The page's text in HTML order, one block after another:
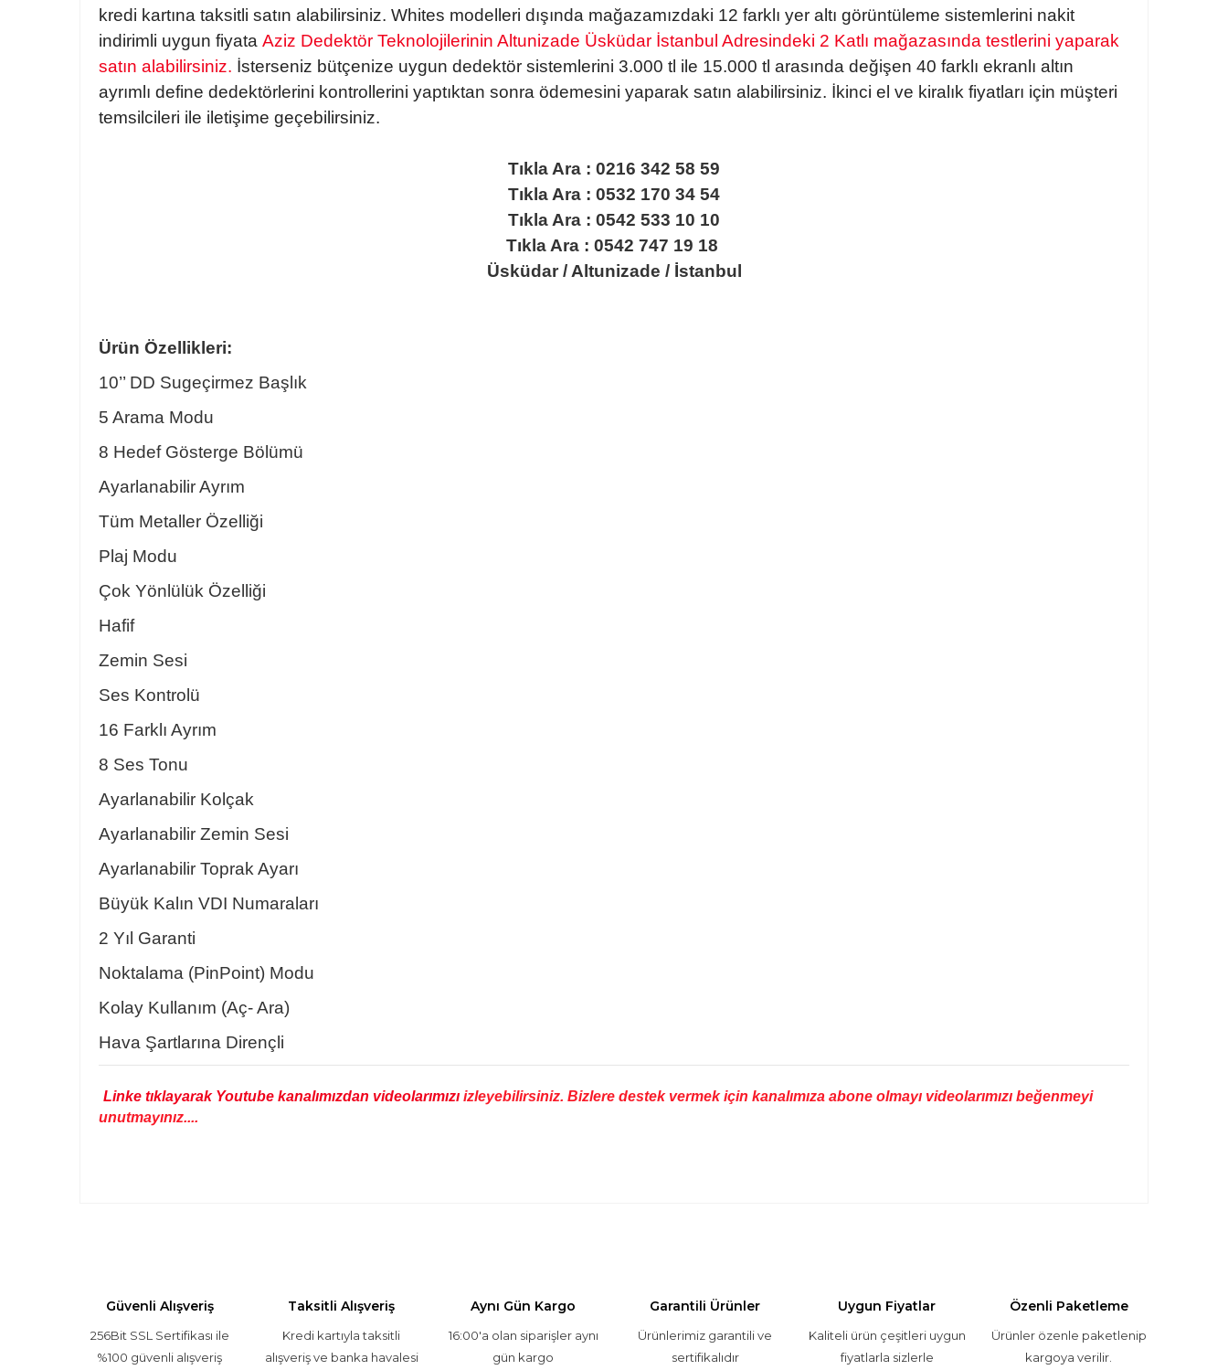
kredi kartına taksitli satın alabilirsiniz. Whites modelleri dışında mağazamızdaki 12 farklı yer altı görüntüleme sistemlerini nakit
indirimli uygun fiyata Aziz Dedektör Teknolojilerinin Altunizade Üsküdar İstanbul Adresindeki 2 Katlı mağazasında testlerini yaparak
satın alabilirsiniz. İsterseniz bütçenize uygun dedektör sistemlerini 3.000 tl ile 15.000 tl arasında değişen 40 farklı ekranlı altın
ayrımlı define dedektörlerini kontrollerini yaptıktan sonra ödemesini yaparak satın alabilirsiniz. İkinci el ve kiralık fiyatları için müşteri
temsilcileri ile iletişime geçebilirsiniz.
Tıkla Ara : 0216 342 58 59
Tıkla Ara : 0532 170 34 54
Tıkla Ara : 0542 533 10 10
Tıkla Ara : 0542 747 19 18
Üsküdar / Altunizade / İstanbul
Ürün Özellikleri:
10’’ DD Sugeçirmez Başlık
5 Arama Modu
8 Hedef Gösterge Bölümü
Ayarlanabilir Ayrım
Tüm Metaller Özelliği
Plaj Modu
Çok Yönlülük Özelliği
Hafif
Zemin Sesi
Ses Kontrolü
16 Farklı Ayrım
8 Ses Tonu
Ayarlanabilir Kolçak
Ayarlanabilir Zemin Sesi
Ayarlanabilir Toprak Ayarı
Büyük Kalın VDI Numaraları
2 Yıl Garanti
Noktalama (PinPoint) Modu
Kolay Kullanım (Aç- Ara)
Hava Şartlarına Dirençli
Linke tıklayarak Youtube kanalımızdan videolarımızı izleyebilirsiniz. Bizlere destek vermek için kanalımıza abone olmayı videolarımızı beğenmeyi
unutmayınız....
Ürün açıklamasında eksik bilgiler bulunuyor.
Ürün bilgilerinde hatalar bulunuyor.
Ürün fiyatı diğer sitelerden daha pahalı.
Güvenli Alışveriş
256Bit SSL Sertifikası ile
%100 güvenli alışveriş
Taksitli Alışveriş
Kredi kartıyla taksitli
alışveriş ve banka havalesi
Aynı Gün Kargo
16:00'a olan siparişler aynı
gün kargo
Garantili Ürünler
Ürünlerimiz garantili ve
sertifikalıdır
Uygun Fiyatlar
Kaliteli ürün çeşitleri uygun
fiyatlarla sizlerle
Özenli Paketleme
Ürünler özenle paketlenip
kargoya verilir.